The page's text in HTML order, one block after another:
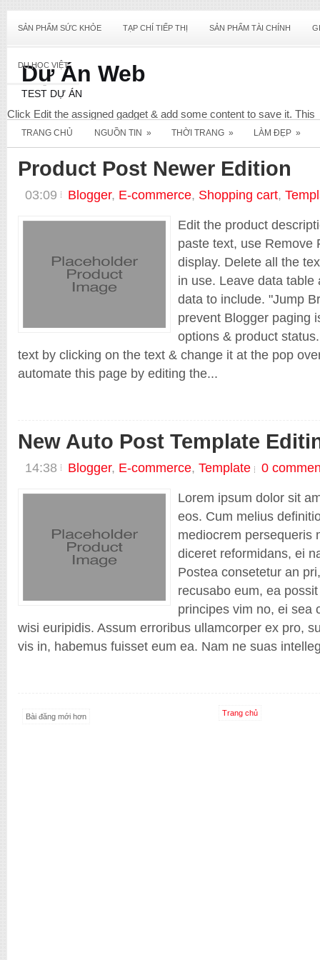
SẢN PHẨM SỨC KHỎE TẠP CHÍ TIẾP THỊ SẢN PHẨM TÀI CHÍNH
DU HỌC VIỆT
Dự Án Web
TEST DỰ ÁN
Click Edit the assigned gadget & add some content to save it. This
content will not display & only required for this widget to register
your Blog. View screenshot below for reference.
EDU
Responsive
Shopping cart
Shop Old
Shop New
TRANG CHỦ NGUỒN TIN » THỜI TRANG » LÀM ĐẸP »
Product Post Newer Edition
03:09 Blogger, E-commerce, Shopping cart,
Edit the product
paste text, use Remove
display. Delete all the
in use. Leave data table
data to include. "Jump
prevent Blogger paging
options & product
text by clicking on the text & change it at the pop
automate this page by editing the...
New Auto Post Template
14:38 Blogger, E-commerce, Template
0
Lorem ipsum dolor sit
eos. Cum melius
mediocrem persequeris
diceret reformidans, ei
Postea consetetur an
recusabo eum, ea
principes vim no, ei sea
wisi euripidis. Assum erroribus ullamcorper ex pro,
vis in, habemus fuisset eum ea. Nam ne suas
Bài đăng mới hơn Trang chủ